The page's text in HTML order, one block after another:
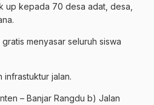
up kepada 70 desa adat, desa,
menyasar seluruh siswa
infrastuktur jalan.
– Banjar Rangdu b) Jalan